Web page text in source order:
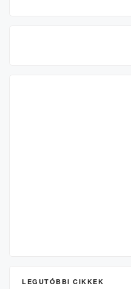
LEGUTÓBBI CIKKEK